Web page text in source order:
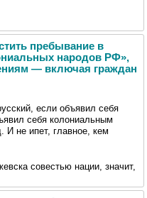
пребывание в
народов РФ»,
— включая граждан
если объявил себя
себя колониальным
И не ипет, главное, кем
совестью нации, значит,